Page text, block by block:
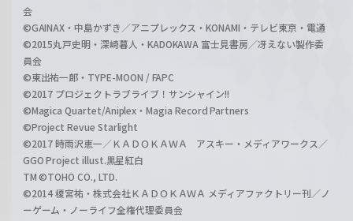
会
©GAINAX・中島かずき／アニプレックス・KONAMI・テレビ東京・電通
©2015丸戸史明・深崎暮人・KADOKAWA 富士見書房／冴えない製作委
員会
©東出祐一郎・TYPE-MOON / FAPC
©2017 プロジェクトラブライブ！サンシャイン!!
©Magica Quartet/Aniplex・Magia Record Partners
©Project Revue Starlight
©2017 時雨沢恵一／ＫＡＤＯＫＡＷＡ アスキー・メディアワークス／
GGO Project illust.黒星紅白
TM ©TOHO CO., LTD.
©2014 榎宮祐・株式会社ＫＡＤＯＫＡＷＡ メディアファクトリー刊／ノ
ーゲーム・ノーライフ全権代理委員会